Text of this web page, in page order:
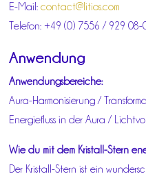
E-Mail:contact@litios.com
Telefon: +49 (0) 7556 / 929 08-
Anwendung
Anwendungsbereiche:
Aura-Harmonisierung /
Energiefluss in der Aura /
Wie du mit dem Kristall-Stern
Der Kristall-Stern ist ein